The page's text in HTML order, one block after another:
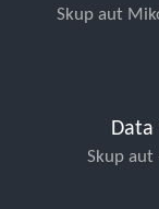
Skup aut
Data
Skup aut